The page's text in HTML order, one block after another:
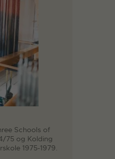
Schools of
75 og Kolding
1975-1979.